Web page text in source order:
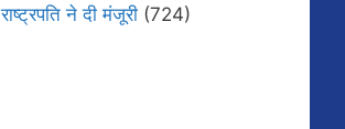
राष्ट्रपति ने दी मंजूरी (724)